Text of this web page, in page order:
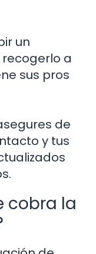
un
a
sus pros
de
y tus
cobra la